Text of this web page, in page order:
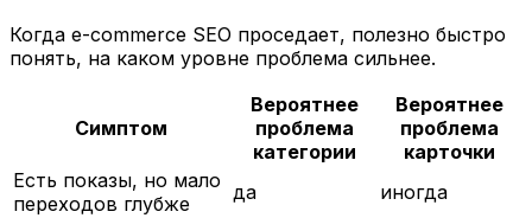
Когда e-commerce SEO проседает, полезно быстро
понять, на каком уровне проблема сильнее.
Симптом
Вероятнее
проблема
категории
Вероятнее
проблема
карточки
Есть показы, но мало
переходов глубже
да
иногда